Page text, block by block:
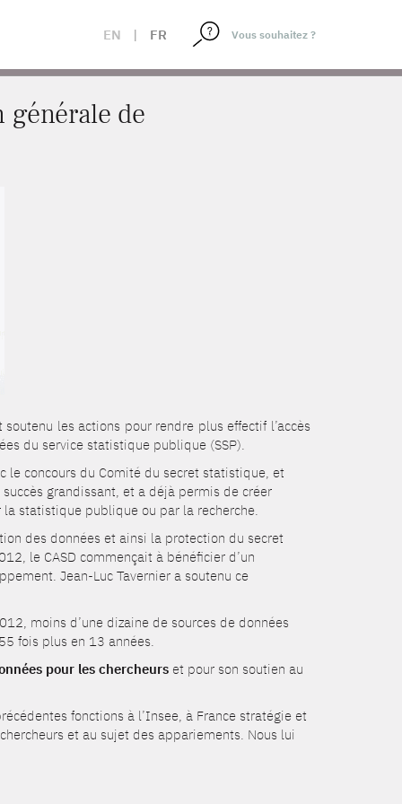
EN | FR
générale de
les actions pour rendre plus effectif l’accès
du service statistique publique (SSP).
le concours du Comité du secret statistique, et
grandissant, et a déjà permis de créer
statistique publique ou par la recherche.
des données et ainsi la protection du secret
le CASD commençait à bénéficier d’un
Jean-Luc Tavernier a soutenu ce
moins d’une dizaine de sources de données
fois plus en 13 années.
pour les chercheurs et pour son soutien au
fonctions à l’Insee, à France stratégie et
et au sujet des appariements. Nous lui